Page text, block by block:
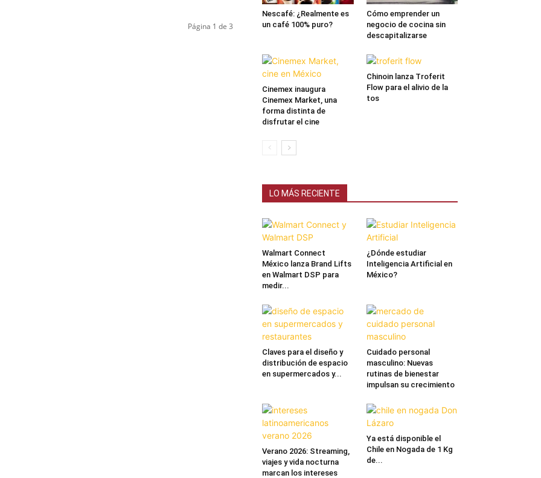
Página 1 de 3
Nescafé: ¿Realmente es
un café 100% puro?
Cómo emprender un
negocio de cocina sin
descapitalizarse
Cinemex inaugura
Cinemex Market, una
forma distinta de
disfrutar el cine
Chinoin lanza Troferit
Flow para el alivio de la
tos
LO MÁS RECIENTE
Walmart Connect
México lanza Brand Lifts
en Walmart DSP para
medir...
¿Dónde estudiar
Inteligencia Artificial en
México?
Claves para el diseño y
distribución de espacio
en supermercados y...
Cuidado personal
masculino: Nuevas
rutinas de bienestar
impulsan su crecimiento
Verano 2026: Streaming,
viajes y vida nocturna
marcan los intereses
Ya está disponible el
Chile en Nogada de 1 Kg
de...